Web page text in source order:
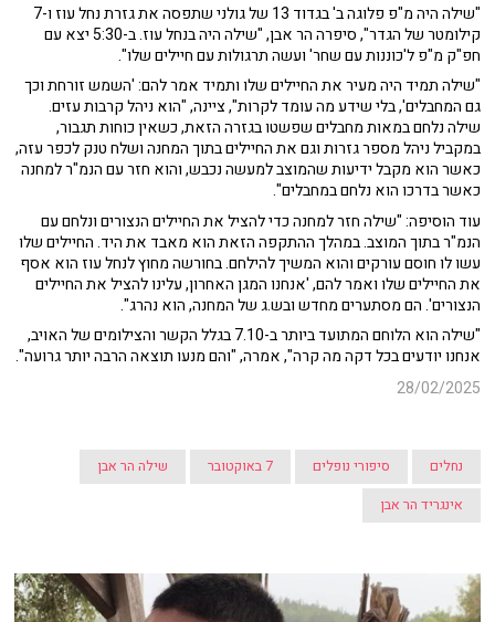
"שילה היה מ"פ פלוגה ב' בגדוד 13 של גולני שתפסה את גזרת נחל עוז ו-7
קילומטר של הגדר", סיפרה הר אבן, "שילה היה בנחל עוז. ב-5:30 יצא עם
חפ"ק מ"פ ל'כוננות עם שחר' ועשה תרגולות עם חיילים שלו".
"שילה תמיד היה מעיר את החיילים שלו ותמיד אמר להם: 'השמש זורחת וכך
גם המחבלים', בלי שידע מה עומד לקרות", ציינה, "הוא ניהל קרבות עזים.
שילה נלחם במאות מחבלים שפשטו בגזרה הזאת, כשאין כוחות תגבור,
במקביל ניהל מספר גזרות וגם את החיילים בתוך המחנה ושלח טנק לכפר עזה,
כאשר הוא מקבל ידיעות שהמוצב למעשה נכבש, והוא חזר עם הנמ"ר למחנה
כאשר בדרכו הוא נלחם במחבלים".
עוד הוסיפה: "שילה חזר למחנה כדי להציל את החיילים הנצורים ונלחם עם
הנמ"ר בתוך המוצב. במהלך ההתקפה הזאת הוא מאבד את היד. החיילים שלו
עשו לו חוסם עורקים והוא המשיך להילחם. בחורשה מחוץ לנחל עוז הוא אסף
את החיילים שלו ואמר להם, 'אנחנו המגן האחרון, עלינו להציל את החיילים
הנצורים'. הם מסתערים מחדש ובש.ג של המחנה, הוא נהרג".
"שילה הוא הלוחם המתועד ביותר ב-7.10 בגלל הקשר והצילומים של האויב,
אנחנו יודעים בכל דקה מה קרה", אמרה, "והם מנעו תוצאה הרבה יותר גרועה".
28/02/2025
נחלים סיפורי נופלים 7 באוקטובר
שילה הר אבן
אינגריד הר אבן